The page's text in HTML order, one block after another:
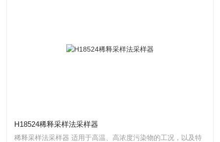
H18524稀释采样法采样器
稀释采样法采样器 适用于高温、高浓度污染物的工况，以及特